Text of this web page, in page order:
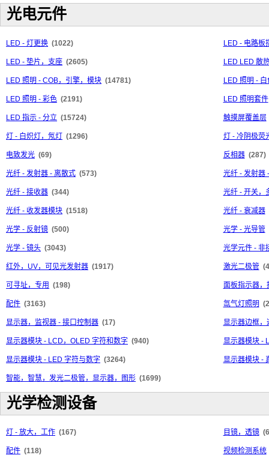
光电元件
LED - 灯更换 (1022) LED - 电路板
LED - 垫片，支座 (2605) LED LED 散
LED 照明 - COB，引擎，模块 (14781) LED 照明 - 白
LED 照明 - 彩色 (2191) LED 照明套件
LED 指示 - 分立 (15724) 触摸屏覆盖层
灯 - 白炽灯，氖灯 (1296) 灯 - 冷阴极荧
电致发光 (69) 反相器 (287)
光纤 - 发射器 - 离散式 (573) 光纤 - 发射器
光纤 - 接收器 (344) 光纤 - 开关，
光纤 - 收发器模块 (1518) 光纤 - 衰减器
光学 - 反射镜 (500) 光学 - 光导管
光学 - 镜头 (3043) 光学元件 - 非
红外，UV，可见光发射器 (1917) 激光二极管
可寻址，专用 (198) 面板指示器，
配件 (3163) 氙气灯照明
显示器，监视器 - 接口控制器 (17) 显示器边框，
显示器模块 - LCD，OLED 字符和数字 (940) 显示器模块 -
显示器模块 - LED 字符与数字 (3264) 显示器模块 -
智能，智慧，发光二极管，显示器，图形 (1699)
光学检测设备
灯 - 放大，工作 (167) 目镜，透镜
配件 (118) 视频检测系统